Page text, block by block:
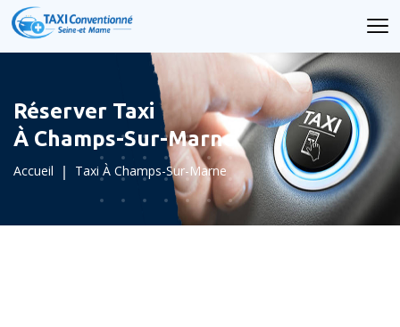
Réserver Taxi
À Champs-Sur-Marne
Accueil Taxi À Champs-Sur-Marne